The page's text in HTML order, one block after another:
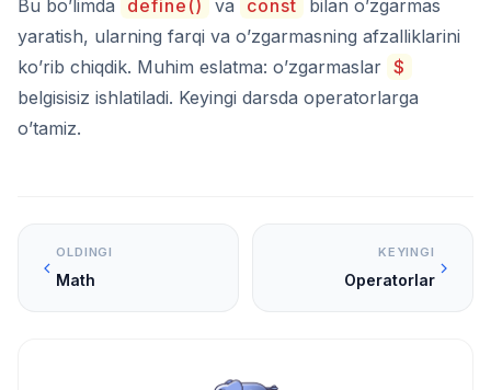
Bu bo’limda define() va const
bilan o’zgarmas
yaratish, ularning farqi va o’zgarmasning afzalliklarini
ko’rib chiqdik. Muhim eslatma: o’zgarmaslar $
belgisisiz ishlatiladi. Keyingi darsda operatorlarga
o’tamiz.
OLDINGI
Math
KEYINGI
Operatorlar